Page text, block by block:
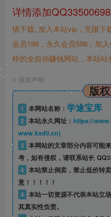
详情添加
情下载; 加入本站vip，无限下
会员198，永久会员598；加
样的全自动赚钱网站，本站站
© 版权声明
版
1 本网站名称： 学途宝库
2 本站永久网址： https://
www.kxd0.cn)
3 本网站的文章部分内容可能
考，如有侵权，请联系站长 QQ
4 本站禁止倒卖，禁止低价转
意！！！！！
4 本站一切资源不代表本站立
其真实性负责。